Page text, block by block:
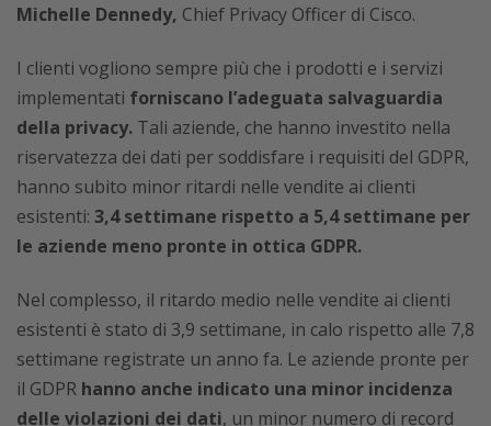
Michelle Dennedy, Chief Privacy Officer di Cisco.
I clienti vogliono sempre più che i prodotti e i servizi
implementati forniscano l’adeguata salvaguardia
della privacy. Tali aziende, che hanno investito nella
riservatezza dei dati per soddisfare i requisiti del GDPR,
hanno subito minor ritardi nelle vendite ai clienti
esistenti: 3,4 settimane rispetto a 5,4 settimane per
le aziende meno pronte in ottica GDPR.
Nel complesso, il ritardo medio nelle vendite ai clienti
esistenti è stato di 3,9 settimane, in calo rispetto alle 7,8
settimane registrate un anno fa. Le aziende pronte per
il GDPR hanno anche indicato una minor incidenza
delle violazioni dei dati, un minor numero di record